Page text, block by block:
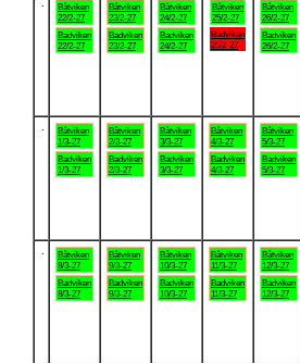
Båtviken
22/2-27
Badviken
22/2-27
Båtviken
23/2-27
Badviken
23/2-27
Båtviken
24/2-27
Badviken
24/2-27
Båtviken
25/2-27
Badviken
25/2-27
Båtviken
26/2-27
Badviken
26/2-27
Båtviken
1/3-27
Badviken
1/3-27
Båtviken
2/3-27
Badviken
2/3-27
Båtviken
3/3-27
Badviken
3/3-27
Båtviken
4/3-27
Badviken
4/3-27
Båtviken
5/3-27
Badviken
5/3-27
Båtviken
8/3-27
Badviken
8/3-27
Båtviken
9/3-27
Badviken
9/3-27
Båtviken
10/3-27
Badviken
10/3-27
Båtviken
11/3-27
Badviken
11/3-27
Båtviken
12/3-27
Badviken
12/3-27